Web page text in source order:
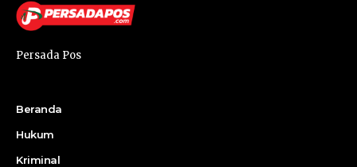
Persada Pos
Beranda
Hukum
Kriminal